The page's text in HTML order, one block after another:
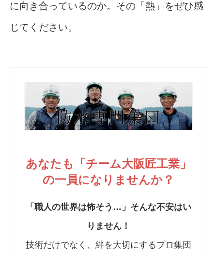
に向き合っているのか。その「熱」をぜひ感
じてください。
あなたも「チーム大阪匠工業」
の一員になりませんか？
「職人の世界は怖そう…」そんな不安はい
りません！
技術だけでなく、絆を大切にするプロ集団